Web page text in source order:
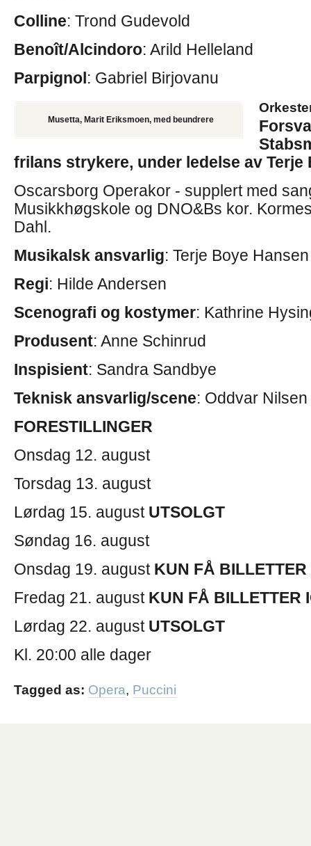
Colline: Trond Gudevold
Benoît/Alcindoro: Arild Helleland
Parpignol: Gabriel Birjovanu
Musetta, Marit Eriksmoen, med beundrere
frilans strykere, under ledelse av Terje
Oscarsborg Operakor - supplert med
Musikkhøgskole og DNO&Bs kor.
Dahl.
Musikalsk ansvarlig: Terje Boye Hansen
Regi: Hilde Andersen
Scenografi og kostymer: Kathrine
Produsent: Anne Schinrud
Inspisient: Sandra Sandbye
Teknisk ansvarlig/scene: Oddvar Nilsen
FORESTILLINGER
Onsdag 12. august
Torsdag 13. august
Lørdag 15. august UTSOLGT
Søndag 16. august
Onsdag 19. august KUN FÅ BILLETTER
Fredag 21. august KUN FÅ BILLETTER
Lørdag 22. august UTSOLGT
Kl. 20:00 alle dager
Tagged as: Opera, Puccini